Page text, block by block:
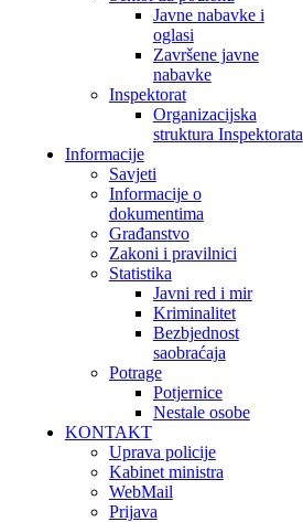
Javne nabavke i
oglasi
Završene javne
nabavke
Inspektorat
Organizacijska
struktura Inspektorata
Informacije
Savjeti
Informacije o
dokumentima
Građanstvo
Zakoni i pravilnici
Statistika
Javni red i mir
Kriminalitet
Bezbjednost
saobraćaja
Potrage
Potjernice
Nestale osobe
KONTAKT
Uprava policije
Kabinet ministra
WebMail
Prijava